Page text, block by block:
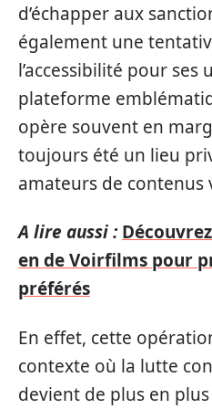
d’échapper aux
également une
l’accessibilité pour ses
plateforme
opère souvent en
toujours été un lieu
amateurs de contenus
A lire aussi :
en de Voirfilms pour
préférés
En effet, cette
contexte où la lutte
devient de plus en